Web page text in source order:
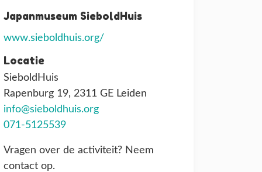
Japanmuseum SieboldHuis
www.sieboldhuis.org/
Locatie
SieboldHuis
Rapenburg 19, 2311 GE Leiden
info@sieboldhuis.org
071-5125539
Vragen over de activiteit? Neem
contact op.